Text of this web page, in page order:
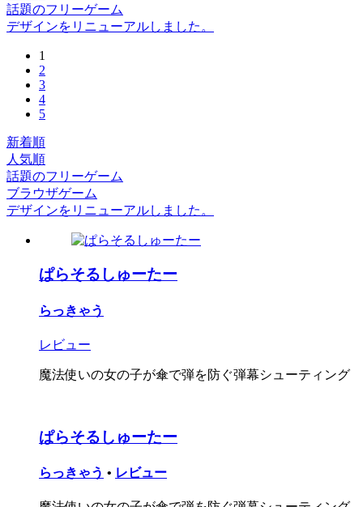
話題のフリーゲーム
デザインをリニューアルしました。
1
2
3
4
5
新着順
人気順
話題のフリーゲーム
ブラウザゲーム
デザインをリニューアルしました。
ぱらそるしゅーたー
らっきゃう
レビュー
魔法使いの女の子が傘で弾を防ぐ弾幕シューティング
ぱらそるしゅーたー
らっきゃう • レビュー